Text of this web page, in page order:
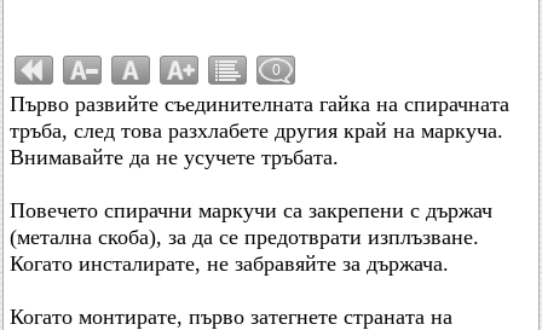
0
Първо развийте съединителната гайка на спирачната
тръба, след това разхлабете другия край на маркуча.
Внимавайте да не усучете тръбата.
Повечето спирачни маркучи са закрепени с държач
(метална скоба), за да се предотврати изплъзване.
Когато инсталирате, не забравяйте за държача.
Когато монтирате, първо затегнете страната на